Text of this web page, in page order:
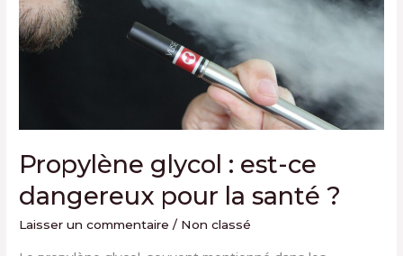
Propylène glycol : est-ce
dangereux pour la santé ?
Laisser un commentaire / Non classé
dangereux
pour
la